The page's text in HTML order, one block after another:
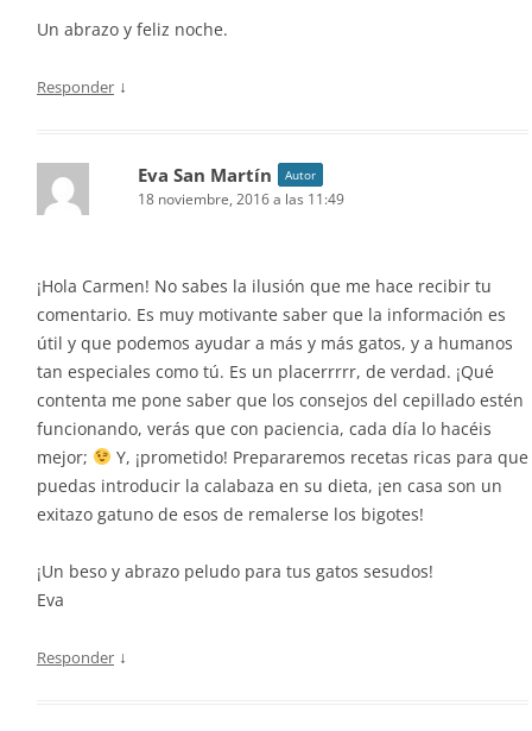
Un abrazo y feliz noche.
Responder ↓
Eva San Martín Autor
18 noviembre, 2016 a las 11:49
¡Hola Carmen! No sabes la ilusión que me hace recibir tu
comentario. Es muy motivante saber que la información es
útil y que podemos ayudar a más y más gatos, y a humanos
tan especiales como tú. Es un placerrrrr, de verdad. ¡Qué
contenta me pone saber que los consejos del cepillado estén
funcionando, verás que con paciencia, cada día lo hacéis
mejor;
Y, ¡prometido! Prepararemos recetas ricas para que
puedas introducir la calabaza en su dieta, ¡en casa son un
exitazo gatuno de esos de remalerse los bigotes!
¡Un beso y abrazo peludo para tus gatos sesudos!
Eva
Responder ↓